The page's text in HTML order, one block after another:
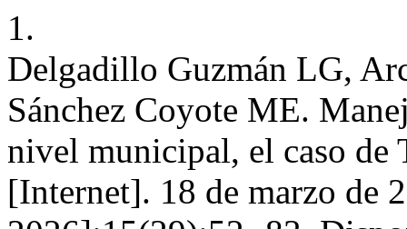
1.
Delgadillo Guzmán LG,
Sánchez Coyote ME.
nivel municipal, el caso de
[Internet]. 18 de marzo de